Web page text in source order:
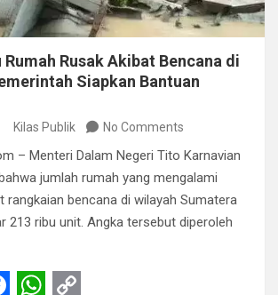
Rumah Rusak Akibat Bencana di
Siapkan Bantuan
Kilas Publik No Comments
– Menteri Dalam Negeri Tito Karnavian
jumlah rumah yang mengalami
rangkaian bencana di wilayah Sumatera
213 ribu unit. Angka tersebut diperoleh